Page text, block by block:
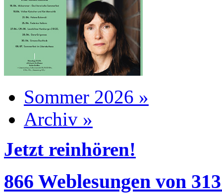
Sommer 2026 »
Archiv »
Jetzt reinhören!
866 Weblesungen von